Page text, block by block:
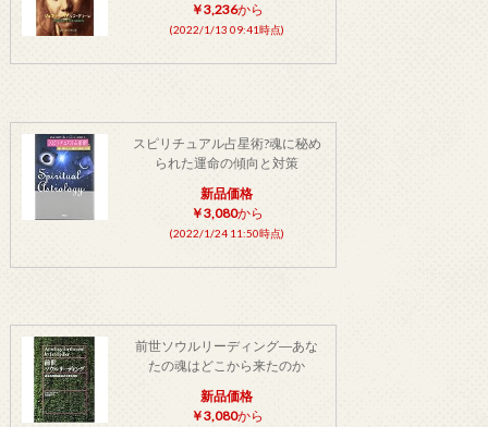
￥3,236から
(2022/1/13 09:41時点)
スピリチュアル占星術?魂に秘め
られた運命の傾向と対策
新品価格
￥3,080から
(2022/1/24 11:50時点)
前世ソウルリーディング―あな
たの魂はどこから来たのか
新品価格
￥3,080から